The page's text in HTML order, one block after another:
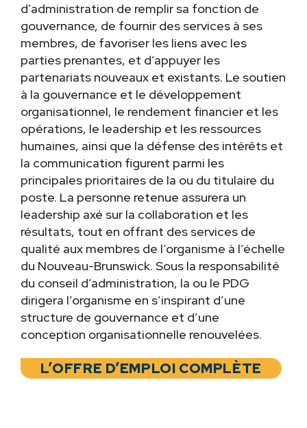
d’administration de remplir sa fonction de
gouvernance, de fournir des services à ses
membres, de favoriser les liens avec les
parties prenantes, et d’appuyer les
partenariats nouveaux et existants. Le soutien
à la gouvernance et le développement
organisationnel, le rendement financier et les
opérations, le leadership et les ressources
humaines, ainsi que la défense des intérêts et
la communication figurent parmi les
principales prioritaires de la ou du titulaire du
poste. La personne retenue assurera un
leadership axé sur la collaboration et les
résultats, tout en offrant des services de
qualité aux membres de l’organisme à l’échelle
du Nouveau-Brunswick. Sous la responsabilité
du conseil d’administration, la ou le PDG
dirigera l’organisme en s’inspirant d’une
structure de gouvernance et d’une
conception organisationnelle renouvelées.
L’OFFRE D’EMPLOI COMPLÈTE